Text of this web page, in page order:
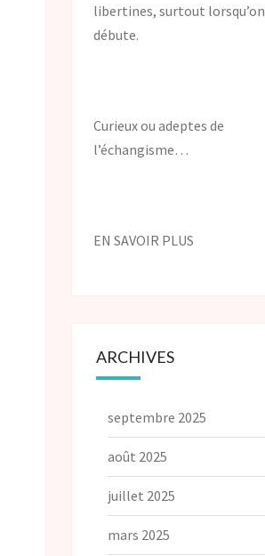
libertines, surtout lorsqu’on
débute.
Curieux ou adeptes de
l’échangisme…
EN SAVOIR PLUS
ARCHIVES
septembre 2025
août 2025
juillet 2025
mars 2025